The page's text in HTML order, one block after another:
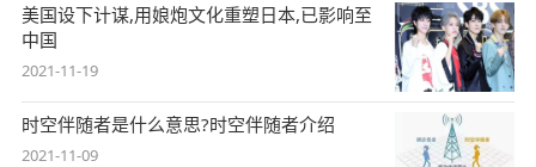
美国设下计谋,用娘炮文化重塑日本,已影响至
中国
2021-11-19
时空伴随者是什么意思?时空伴随者介绍
2021-11-09